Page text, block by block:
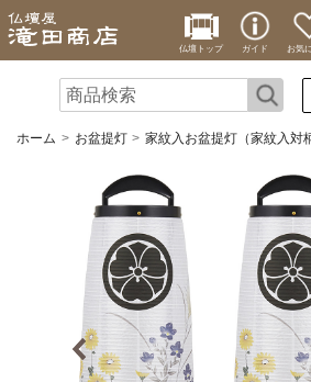
仏壇トップ ガイド お気
ホーム お盆提灯 家紋入お盆提灯（家紋入対